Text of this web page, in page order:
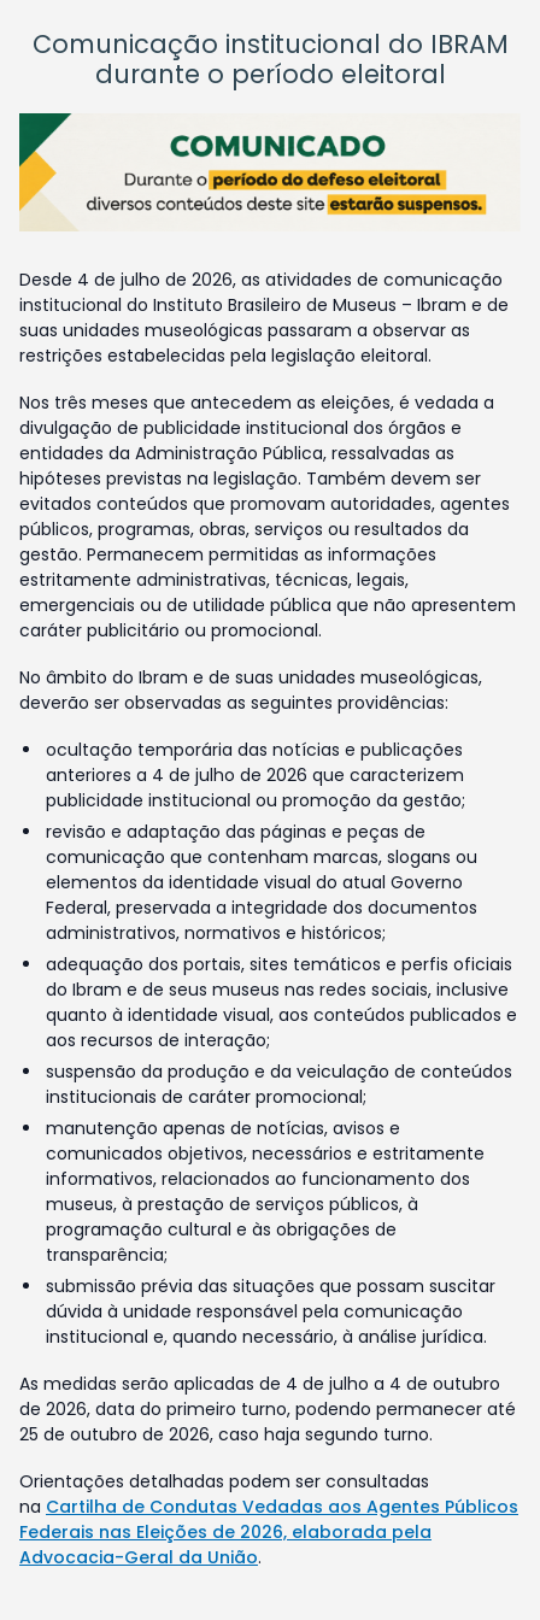
Comunicação institucional do IBRAM
durante o período eleitoral
Desde 4 de julho de 2026, as atividades de comunicação
institucional do Instituto Brasileiro de Museus – Ibram e de
suas unidades museológicas passaram a observar as
restrições estabelecidas pela legislação eleitoral.
Nos três meses que antecedem as eleições, é vedada a
divulgação de publicidade institucional dos órgãos e
entidades da Administração Pública, ressalvadas as
hipóteses previstas na legislação. Também devem ser
evitados conteúdos que promovam autoridades, agentes
públicos, programas, obras, serviços ou resultados da
gestão. Permanecem permitidas as informações
estritamente administrativas, técnicas, legais,
emergenciais ou de utilidade pública que não apresentem
caráter publicitário ou promocional.
No âmbito do Ibram e de suas unidades museológicas,
deverão ser observadas as seguintes providências:
ocultação temporária das notícias e publicações
anteriores a 4 de julho de 2026 que caracterizem
publicidade institucional ou promoção da gestão;
revisão e adaptação das páginas e peças de
comunicação que contenham marcas, slogans ou
elementos da identidade visual do atual Governo
Federal, preservada a integridade dos documentos
administrativos, normativos e históricos;
adequação dos portais, sites temáticos e perfis oficiais
do Ibram e de seus museus nas redes sociais, inclusive
quanto à identidade visual, aos conteúdos publicados e
aos recursos de interação;
suspensão da produção e da veiculação de conteúdos
institucionais de caráter promocional;
manutenção apenas de notícias, avisos e
comunicados objetivos, necessários e estritamente
informativos, relacionados ao funcionamento dos
museus, à prestação de serviços públicos, à
programação cultural e às obrigações de
transparência;
submissão prévia das situações que possam suscitar
dúvida à unidade responsável pela comunicação
institucional e, quando necessário, à análise jurídica.
As medidas serão aplicadas de 4 de julho a 4 de outubro
de 2026, data do primeiro turno, podendo permanecer até
25 de outubro de 2026, caso haja segundo turno.
Orientações detalhadas podem ser consultadas
na Cartilha de Condutas Vedadas aos Agentes Públicos
Federais nas Eleições de 2026, elaborada pela
Advocacia-Geral da União.